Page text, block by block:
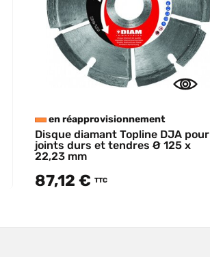
en réapprovisionnement
Disque diamant Topline DJA pour
joints durs et tendres Ø 125 x
22,23 mm
87,12 € TTC